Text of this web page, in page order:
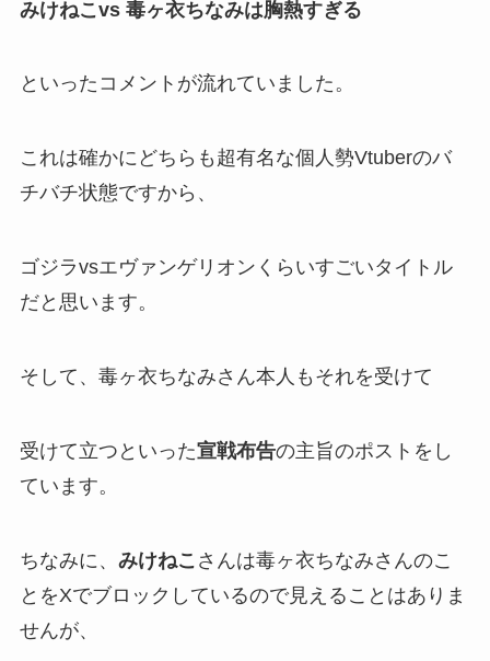
みけねこvs 毒ヶ衣ちなみは胸熱すぎる
といったコメントが流れていました。
これは確かにどちらも超有名な個人勢Vtuberのバ
チバチ状態ですから、
ゴジラvsエヴァンゲリオン くらいすごいタイトル
だと思います。
そして、毒ヶ衣ちなみさん本人もそれを受けて
受けて立つといった宣戦布告の主旨のポストをし
ています。
ちなみに、 みけねこ さんは毒ヶ衣ちなみさんのこ
とをXでブロック しているので見えることはありま
せんが、